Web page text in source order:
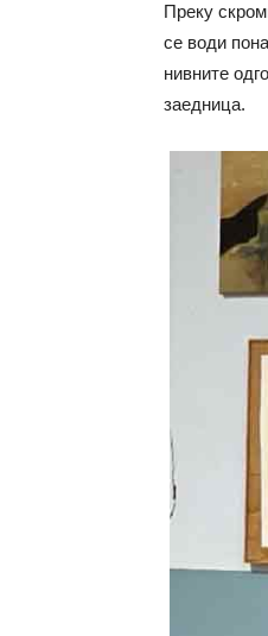
Преку
се води
нивните
заедница.